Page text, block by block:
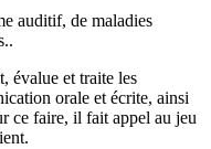
auditif, de maladies
évalue et traite les
orale et écrite, ainsi
ce faire, il fait appel au jeu